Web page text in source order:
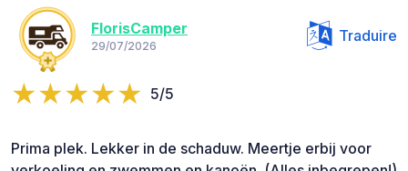
FlorisCamper
29/07/2026
Traduire
5/5
Prima plek. Lekker in de schaduw. Meertje erbij voor